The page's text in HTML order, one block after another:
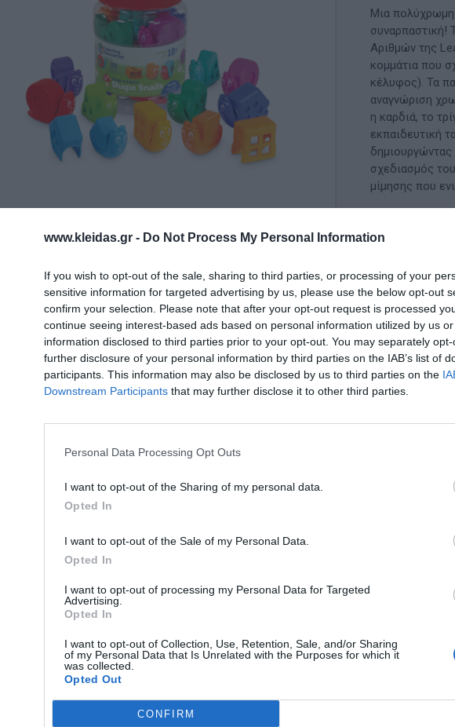
www.kleidas.gr - Do Not Process My Personal Information
If you wish to opt-out of the sale, sharing to third parties, or processing of your
sensitive information for targeted advertising by us, please use the below opt-out
confirm your selection. Please note that after your opt-out request is processed
continue seeing interest-based ads based on personal information utilized by us
information disclosed to third parties prior to your opt-out. You may separately
further disclosure of your personal information by third parties on the IAB’s list of
participants. This information may also be disclosed by us to third parties on the
Downstream Participants that may further disclose it to other third parties.
Personal Data Processing Opt Outs
I want to opt-out of the Sharing of my personal data.
Opted In
I want to opt-out of the Sale of my Personal Data.
Opted In
I want to opt-out of processing my Personal Data for Targeted
Advertising.
Opted In
I want to opt-out of Collection, Use, Retention, Sale, and/or Sharing
of my Personal Data that Is Unrelated with the Purposes for which it
was collected.
Opted Out
CONFIRM
το Χρόνο
& ΣΦΗΝΏΜΑΤΑ
STEM
ΑΓΩΓΉ
ΠΑΙΧΝΊΔΙ
& ΔΙΑΤΡΟΦΉ
ΑΓΩΓΉ
Παιδικό Δωμάτιο
ΤΈΧΝΕΣ
Χειροτεχνία
Μουσική
ΠΑΙΔΑΓΩΓΙΚΌ ΥΛΙΚΌ ΓΙΑ ΕΝΉΛΙΚΕΣ
Παιχνίδια Κήπου
Επαγγελματικές Παιδικές Χαρές
Συνθέσεις Παιδικής Χαράς για ΑμεΑ
Μια πολύχρωμη
συναρπαστική!
Αριθμών της
κομμάτια που
κέλυφος). Τα
αναγνώριση
η καρδιά, το
εκπαιδευτική
σχεδιασμός
μίμησης που
ΚΩΔΙΚΟΣ
Διαθέσιμο
37,00
Επικοινωνία
18 μηνών+